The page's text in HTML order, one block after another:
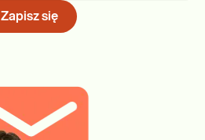
Zapisz się